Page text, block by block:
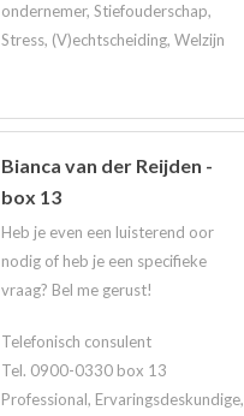
ondernemer, Stiefouderschap,
Stress, (V)echtscheiding, Welzijn
Bianca van der Reijden -
box 13
Heb je even een luisterend oor
nodig of heb je een specifieke
vraag? Bel me gerust!
Telefonisch consulent
Tel. 0900-0330 box 13
Professional, Ervaringsdeskundige,